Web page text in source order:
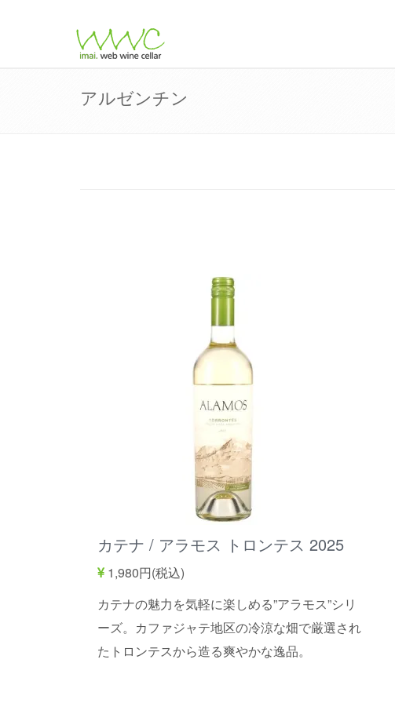
アルゼンチン
カテナ / アラモス トロンテス 2025
1,980円(税込)
カテナの魅力を気軽に楽しめる”アラモス”シリ
ーズ。カファジャテ地区の冷涼な畑で厳選され
たトロンテスから造る爽やかな逸品。